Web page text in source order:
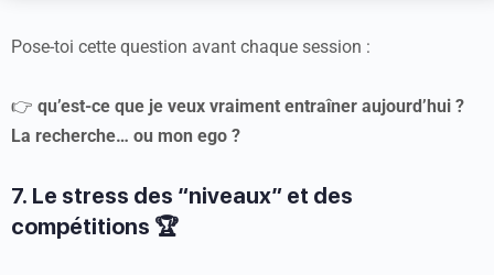
Pose-toi cette question avant chaque session :
👉 qu’est-ce que je veux vraiment entraîner aujourd’hui ?
La recherche… ou mon ego ?
7. Le stress des “niveaux” et des
compétitions 🏆